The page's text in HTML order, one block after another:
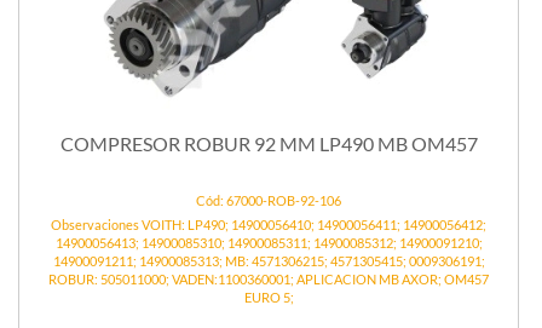
COMPRESOR ROBUR 92 MM LP490 MB OM457
Cód: 67000-ROB-92-106
Observaciones VOITH: LP490; 14900056410; 14900056411; 14900056412;
14900056413; 14900085310; 14900085311; 14900085312; 14900091210;
14900091211; 14900085313; MB: 4571306215; 4571305415; 0009306191;
ROBUR: 505011000; VADEN:1100360001; APLICACION MB AXOR; OM457
EURO 5;